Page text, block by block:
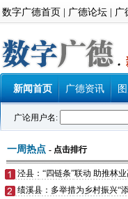
数字广德首页 广德论坛 广
新闻首页 广德资讯
广论用户名:
一周热点 - 点击排行
泾县：“四链条”联动 助推林
绩溪县：多举措为乡村振兴“